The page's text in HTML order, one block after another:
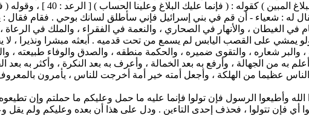
يقال له : شعياء - أن قم في بني إسرائيل فإني سأطلق لسانك بوحي . فقام فقال
في الغيطان ، والأنهار في الصحاري ، والنعمة في الفقراء ، والملك في
على القصب اليابس لم يسمع من تحت قدميه . أبعثه مبشرا ونذيرا ، لا
شعاره ، والتقوى ضميره ، والحكمة منطقه ، والصدق والوفاء طبيعته ،
به من الجهالة ، وأرفع به بعد الخمالة ، وأعرف به بعد النكرة ، وأكثر به
الناس عظيما من الهلكة ، وأجعل أمته خير أمة أخرجت للناس ، يأمرون
وأطيعوا الرسول فإن تولوا فإنما عليه ما حمل وعليكم ما حملتم وإن
أي فإن تتولوا ، فحذف إحدى التاءين . ودل على هذا أن بعده وعليكم ولم